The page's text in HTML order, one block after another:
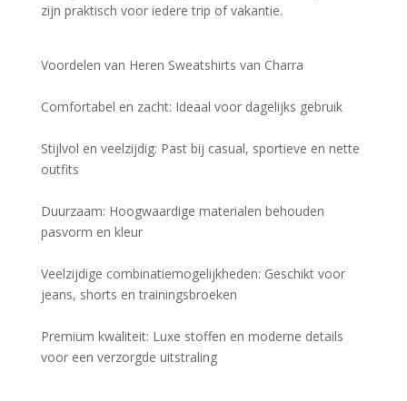
zijn praktisch voor iedere trip of vakantie.
Voordelen van Heren Sweatshirts van Charra
Comfortabel en zacht: Ideaal voor dagelijks gebruik
Stijlvol en veelzijdig: Past bij casual, sportieve en nette
outfits
Duurzaam: Hoogwaardige materialen behouden
pasvorm en kleur
Veelzijdige combinatiemogelijkheden: Geschikt voor
jeans, shorts en trainingsbroeken
Premium kwaliteit: Luxe stoffen en moderne details
voor een verzorgde uitstraling